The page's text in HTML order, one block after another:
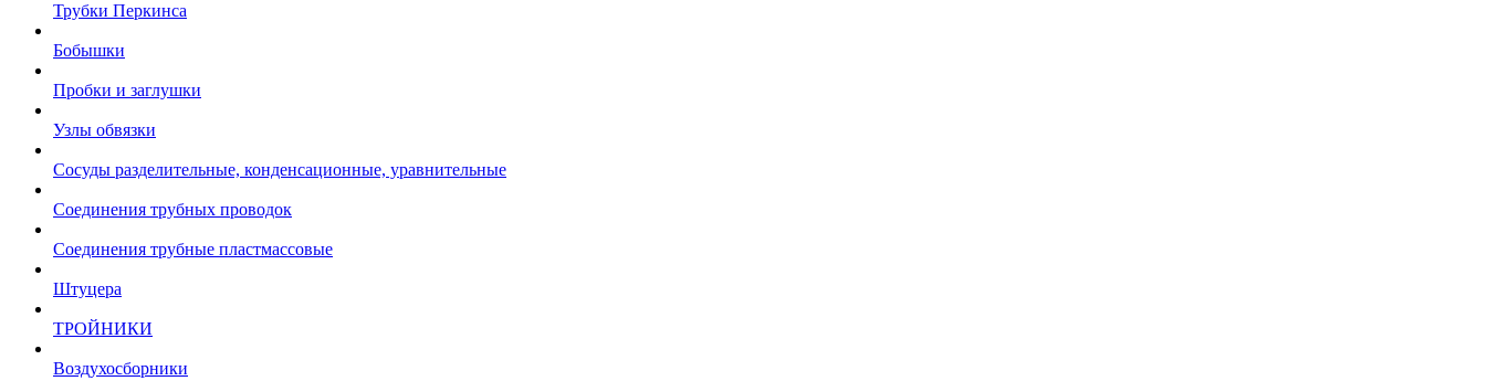
Трубки Перкинса
Бобышки
Пробки и заглушки
Узлы обвязки
Сосуды разделительные, конденсационные, уравнительные
Соединения трубных проводок
Соединения трубные пластмассовые
Штуцера
ТРОЙНИКИ
Воздухосборники